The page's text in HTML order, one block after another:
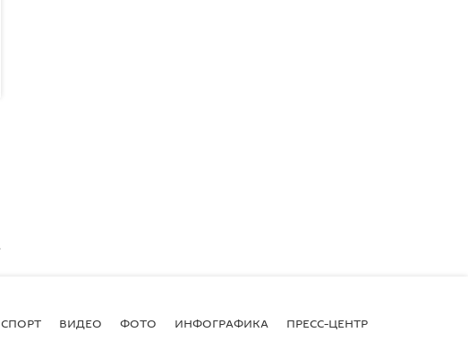
СПОРТ ВИДЕО ФОТО ИНФОГРАФИКА ПРЕСС-ЦЕНТР